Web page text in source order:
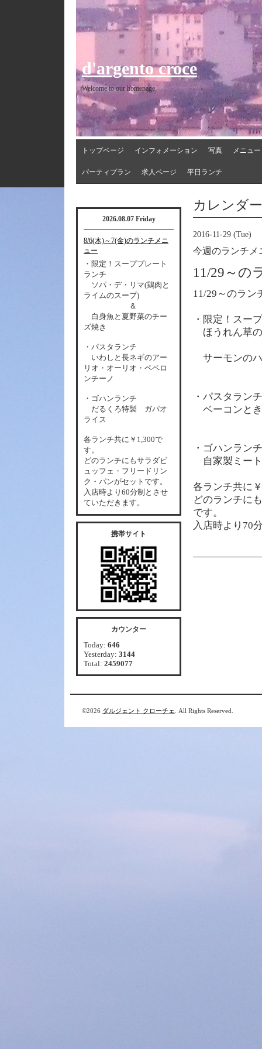
d'argento croce
Welcome to our homepage
トップページ インフォメーション 写真 メニュー
パーティプラン 求人ページ 平日ランチ
カレンダー
2016-11-29 (Tue)
今週のランチメ
11/29～の
11/29～のラン
・限定！スー
ほうれん草
サーモンの
・パスタランチ
ベーコンと
・ゴハンランチ
自家製ミー
各ランチ共に
どのランチに
です。
入店時より70
2026.08.07 Friday
8/6(木)～7(金)のランチメニ
ュー
・限定！スーププレート
ランチ
ソパ・デ・リマ(鶏肉と
ライムのスープ)
＆
白身魚と夏野菜のチー
ズ焼き
・パスタランチ
いわしと長ネギのアー
リオ・オーリオ・ペペロ
ンチーノ
・ゴハンランチ
だるくろ特製 ガパオ
ライス
各ランチ共に￥1,300で
す。
どのランチにもサラダビ
ュッフェ・フリードリン
ク・パンがセットです。
入店時より60分制とさせ
ていただきます。
携帯サイト
カウンター
Today: 646
Yesterday: 3144
Total: 2459077
©2026 ダルジェント クローチェ . All Rights Reserved.